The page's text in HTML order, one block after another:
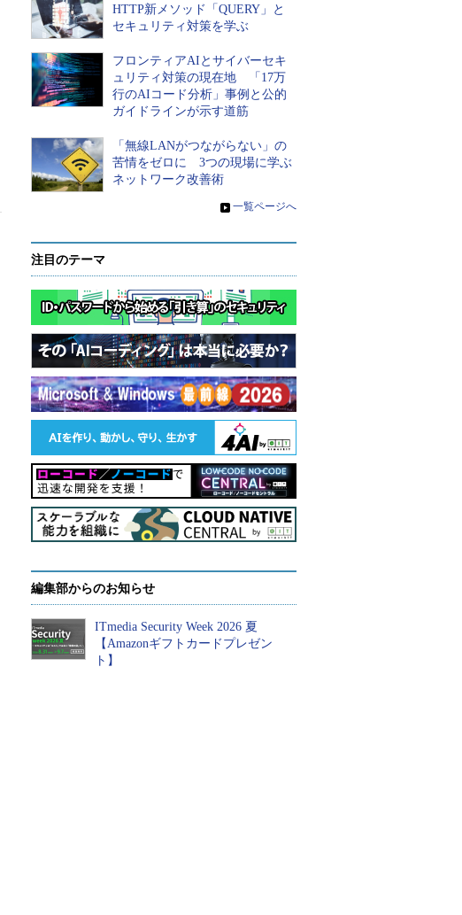
HTTP新メソッド「QUERY」と
セキュリティ対策を学ぶ
フロンティアAIとサイバーセキ
ュリティ対策の現在地 「17万
行のAIコード分析」事例と公的
ガイドラインが示す道筋
「無線LANがつながらない」の
苦情をゼロに 3つの現場に学ぶ
ネットワーク改善術
» 一覧ページへ
注目のテーマ
編集部からのお知らせ
ITmedia Security Week 2026 夏
【Amazonギフトカードプレゼン
ト】